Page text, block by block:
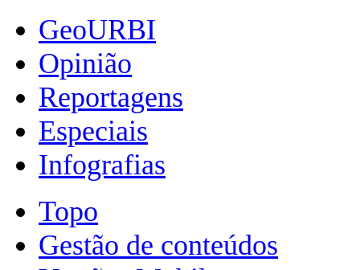
GeoURBI
Opinião
Reportagens
Especiais
Infografias
Topo
Gestão de conteúdos